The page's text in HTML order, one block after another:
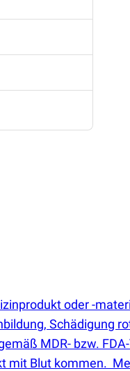
oder -
Schädigung
MDR- bzw.
mit Blut kommen.